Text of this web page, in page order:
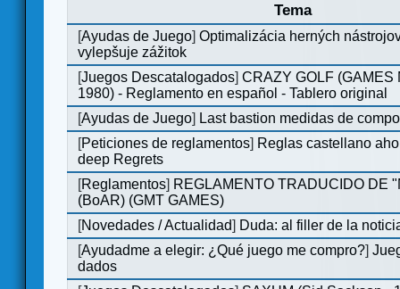
Tema
[Ayudas de Juego]Optimalizácia herných
vylepšuje zážitok
[Juegos Descatalogados]CRAZY GOLF (GAMES
1980) - Reglamento en español - Tablero original
[Ayudas de Juego] Last bastion medidas de
[Peticiones de reglamentos] Reglas castellano
deep Regrets
[Reglamentos] REGLAMENTO TRADUCIDO DE
(BoAR) (GMT GAMES)
[Novedades / Actualidad] Duda: al filler de la
[Ayudadme a elegir: ¿Qué juego me compro?]
dados